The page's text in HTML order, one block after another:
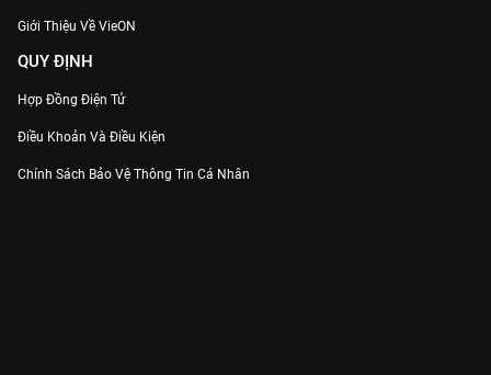
Giới Thiệu Về VieON
QUY ĐỊNH
Hợp Đồng Điện Tử
Điều Khoản Và Điều Kiện
Chính Sách Bảo Vệ Thông Tin Cá Nhân